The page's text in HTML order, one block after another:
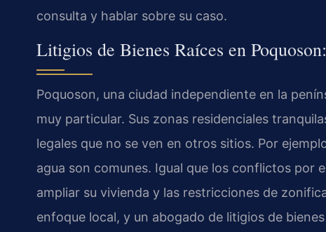
consulta y hablar sobre su caso.
Litigios de Bienes Raíces en
Poquoson, una ciudad independiente en la
muy particular. Sus zonas residenciales
legales que no se ven en otros sitios. Por
agua son comunes. Igual que los conflictos por
ampliar su vivienda y las restricciones de
enfoque local, y un abogado de litigios de